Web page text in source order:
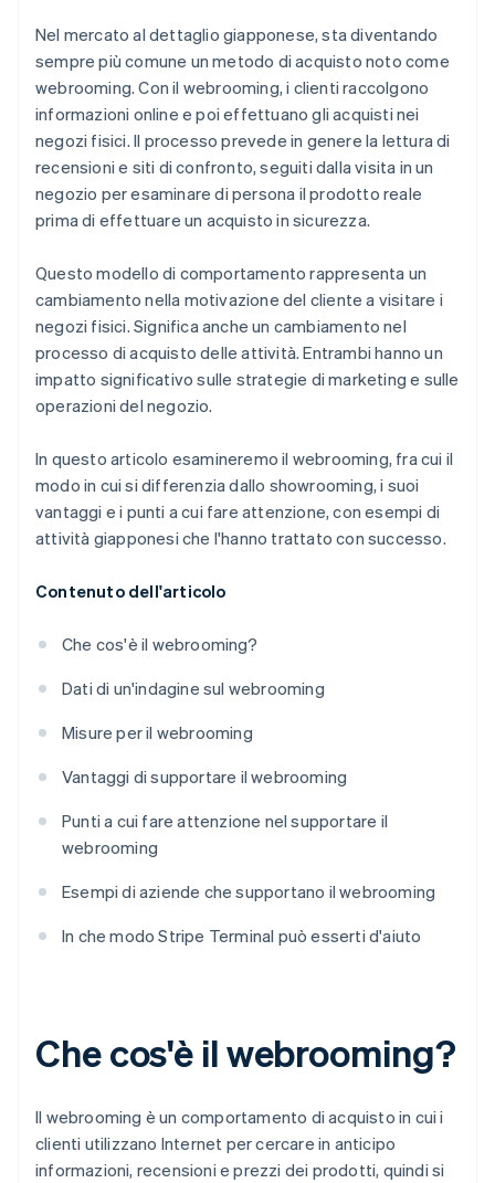
Nel mercato al dettaglio giapponese, sta diventando
sempre più comune un metodo di acquisto noto come
webrooming. Con il webrooming, i clienti raccolgono
informazioni online e poi effettuano gli acquisti nei
negozi fisici. Il processo prevede in genere la lettura di
recensioni e siti di confronto, seguiti dalla visita in un
negozio per esaminare di persona il prodotto reale
prima di effettuare un acquisto in sicurezza.
Questo modello di comportamento rappresenta un
cambiamento nella motivazione del cliente a visitare i
negozi fisici. Significa anche un cambiamento nel
processo di acquisto delle attività. Entrambi hanno un
impatto significativo sulle strategie di marketing e sulle
operazioni del negozio.
In questo articolo esamineremo il webrooming, fra cui il
modo in cui si differenzia dallo showrooming, i suoi
vantaggi e i punti a cui fare attenzione, con esempi di
attività giapponesi che l'hanno trattato con successo.
Contenuto dell'articolo
Che cos'è il webrooming?
Dati di un'indagine sul webrooming
Misure per il webrooming
Vantaggi di supportare il webrooming
Punti a cui fare attenzione nel supportare il
webrooming
Esempi di aziende che supportano il webrooming
In che modo Stripe Terminal può esserti d'aiuto
Che cos'è il webrooming?
Il webrooming è un comportamento di acquisto in cui i
clienti utilizzano Internet per cercare in anticipo
informazioni, recensioni e prezzi dei prodotti, quindi si